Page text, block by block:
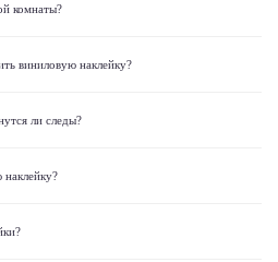
комнаты?
виниловую наклейку?
ли следы?